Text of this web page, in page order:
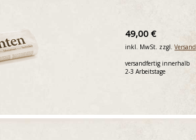
49,00 €
inkl. MwSt. zzgl.Versand
versandfertig innerhalb
2-3 Arbeitstage